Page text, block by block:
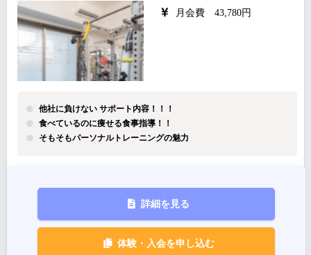
月会費 43,780円
他社に負けない サポート内容！！！
食べているのに痩せる食事指導！！
そもそもパーソナルトレーニングの魅力
詳細を見る
体験・入会を申し込む